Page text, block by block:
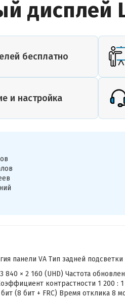
дисплей
бесплатно
и настройка
панели VA Тип задней
× 2 160 (UHD) Частота
контрастности 1 200 :
бит (8 бит + FRC) Время отклика 8
Прикрепить файл